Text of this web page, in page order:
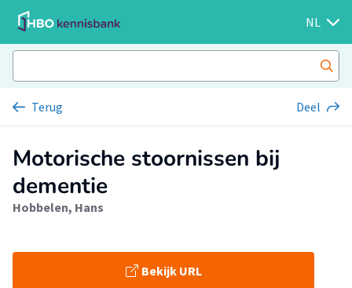
NL
Terug Deel
Motorische stoornissen bij
dementie
Hobbelen, Hans
Bekijk URL